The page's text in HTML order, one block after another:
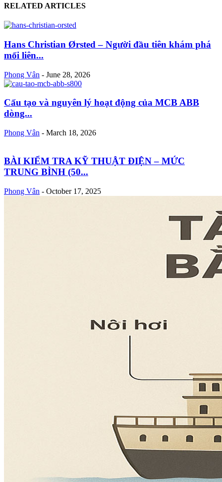
RELATED ARTICLES
Hans Christian Ørsted – Người đầu tiên khám phá
mối liên...
Phong Vân - June 28, 2026
Cấu tạo và nguyên lý hoạt động của MCB ABB
dòng...
Phong Vân - March 18, 2026
BÀI KIỂM TRA KỸ THUẬT ĐIỆN – MỨC
TRUNG BÌNH (50...
Phong Vân - October 17, 2025